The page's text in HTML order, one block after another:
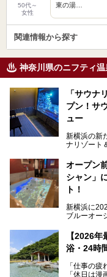
50代～
女性
東の湯…
関連情報から探す
神奈川県のニフティ
「サウナ
プン！サ
ュー
新横浜の新
ナリゾート
す。サウナ
ペースの過
常の疲れを
は必見です。
オープン
シャン」
ト！
新横浜に
ブルーオー
的な“没入
今回は、
【2026
浴・24時
「仕事の
「休日は